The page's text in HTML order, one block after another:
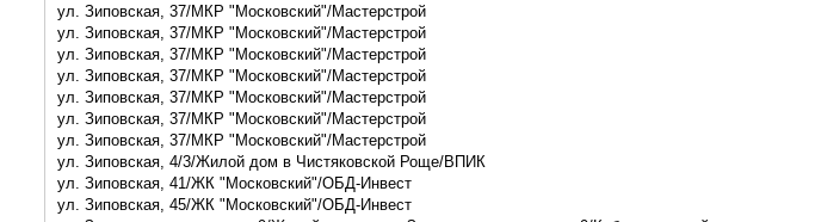
ул. Зиповская, 37/МКР "Московский"/Мастерстрой
ул. Зиповская, 37/МКР "Московский"/Мастерстрой
ул. Зиповская, 37/МКР "Московский"/Мастерстрой
ул. Зиповская, 37/МКР "Московский"/Мастерстрой
ул. Зиповская, 37/МКР "Московский"/Мастерстрой
ул. Зиповская, 37/МКР "Московский"/Мастерстрой
ул. Зиповская, 37/МКР "Московский"/Мастерстрой
ул. Зиповская, 4/3/Жилой дом в Чистяковской Роще/ВПИК
ул. Зиповская, 41/ЖК "Московский"/ОБД-Инвест
ул. Зиповская, 45/ЖК "Московский"/ОБД-Инвест